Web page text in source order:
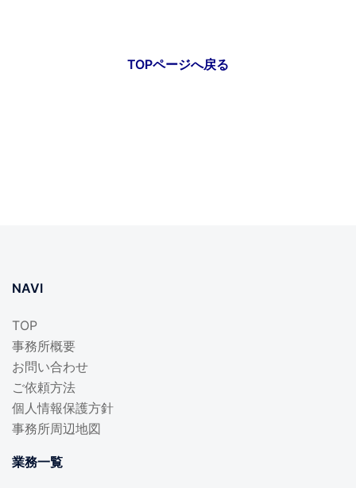
TOPページへ戻る
NAVI
TOP
事務所概要
お問い合わせ
ご依頼方法
個人情報保護方針
事務所周辺地図
業務一覧